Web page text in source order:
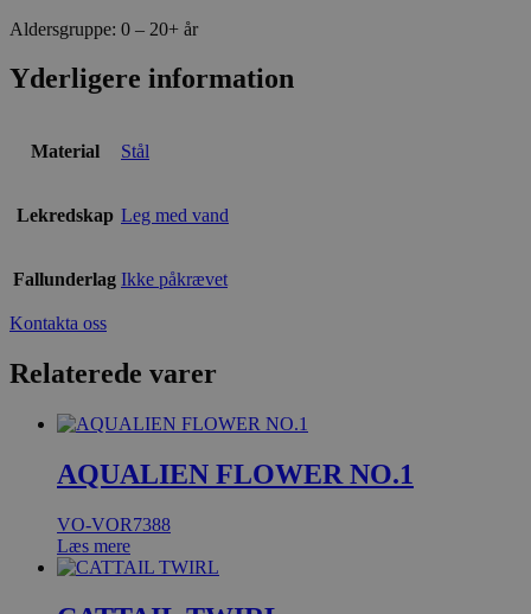
Aldersgruppe: 0 – 20+ år
Yderligere information
Material Stål
Lekredskap Leg med vand
Fallunderlag Ikke påkrævet
Kontakta oss
Relaterede varer
AQUALIEN FLOWER NO.1
VO-VOR7388
Læs mere